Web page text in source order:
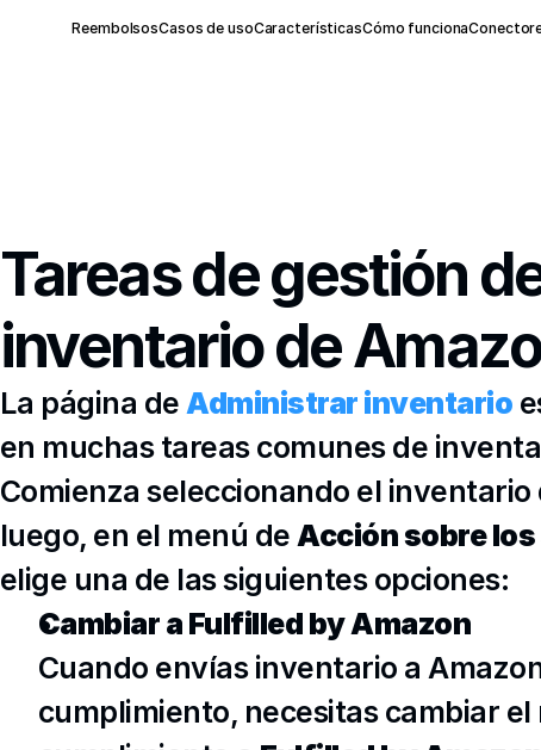
ReembolsosCasos de usoCaracterísticasCómo funciona
Tareas de gestión
inventario de
La página de Administrar inventario
en muchas tareas comunes de
Comienza seleccionando el inventario
luego, en el menú de Acción sobre
elige una de las siguientes opciones:
Cambiar a Fulfilled by Amazon
Cuando envías inventario a
cumplimiento, necesitas cambiar el